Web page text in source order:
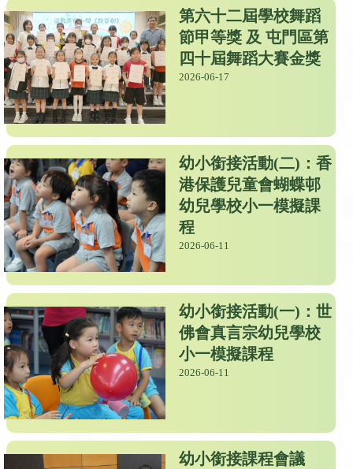
第六十二屆學校舞蹈
節甲等獎 及 屯門區第
四十屆舞蹈大賽金獎
2026-06-17
幼小銜接活動(二)：香
港保護兒童會蝴蝶邨
幼兒學校小一模擬課
程
2026-06-11
幼小銜接活動(一)：世
佛會真言宗幼兒學校
小一模擬課程
2026-06-11
幼小銜接課程會議